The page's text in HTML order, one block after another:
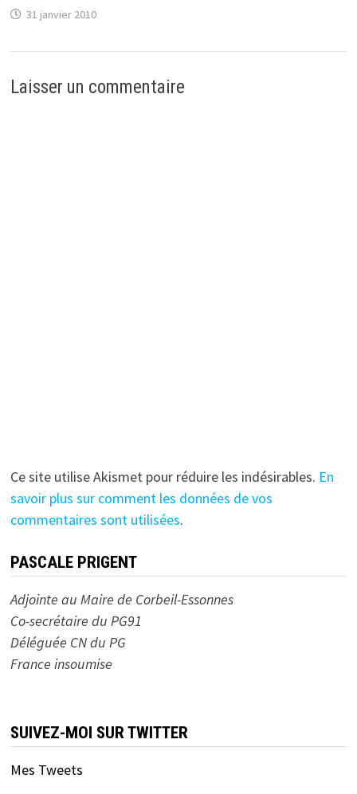
31 janvier 2010
Laisser un commentaire
Ce site utilise Akismet pour réduire les indésirables. En
savoir plus sur comment les données de vos
commentaires sont utilisées.
PASCALE PRIGENT
Adjointe au Maire de Corbeil-Essonnes
Co-secrétaire du PG91
Déléguée CN du PG
France insoumise
SUIVEZ-MOI SUR TWITTER
Mes Tweets